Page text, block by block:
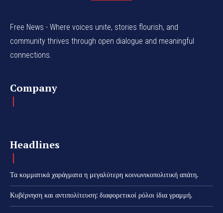
Free News - Where voices unite, stories flourish, and
community thrives through open dialogue and meaningful
connections.
Company
Headlines
Τα κομματικά χαράγματα η μεγαλύτερη κοινωνικοπολιτική απάτη.
Κυβέρνηση και αντιπολίτευση: διαφορετικοί ρόλοι ίδια γραμμή.